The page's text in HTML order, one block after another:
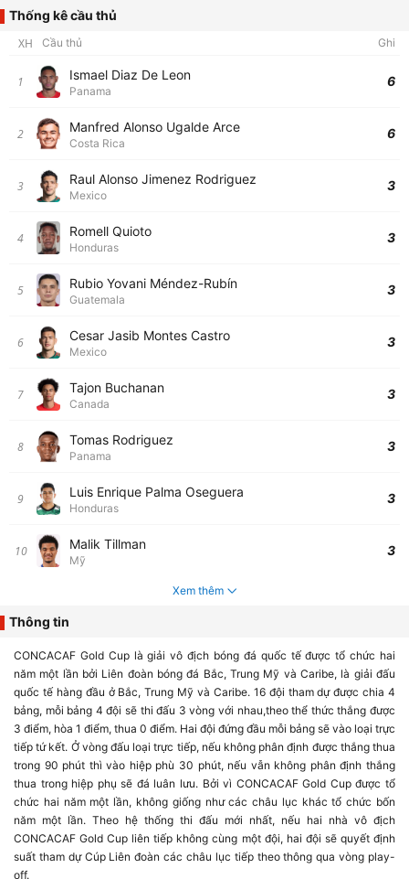
Thống kê cầu thủ
XH
Cầu thủ Ghi
1 Ismael Diaz De Leon
Panama
6
2 Manfred Alonso Ugalde Arce
Costa Rica
6
3 Raul Alonso Jimenez Rodriguez
Mexico
3
4 Romell Quioto
Honduras
3
5 Rubio Yovani Méndez-Rubín
Guatemala
3
6 Cesar Jasib Montes Castro
Mexico
3
7 Tajon Buchanan
Canada
3
8 Tomas Rodriguez
Panama
3
9 Luis Enrique Palma Oseguera
Honduras
3
10 Malik Tillman
Mỹ
3
Xem thêm
Thông tin
CONCACAF Gold Cup là giải vô địch bóng đá quốc tế được tổ chức hai
năm một lần bởi Liên đoàn bóng đá Bắc, Trung Mỹ và Caribe, là giải đấu
quốc tế hàng đầu ở Bắc, Trung Mỹ và Caribe. 16 đội tham dự được chia 4
bảng, mỗi bảng 4 đội sẽ thi đấu 3 vòng với nhau,theo thể thức thắng được
3 điểm, hòa 1 điểm, thua 0 điểm. Hai đội đứng đầu mỗi bảng sẽ vào loại trực
tiếp tứ kết. Ở vòng đấu loại trực tiếp, nếu không phân định được thắng thua
trong 90 phút thì vào hiệp phù 30 phút, nếu vẫn không phân định thắng
thua trong hiệp phụ sẽ đá luân lưu. Bởi vì CONCACAF Gold Cup được tổ
chức hai năm một lần, không giống như các châu lục khác tổ chức bốn
năm một lần. Theo hệ thống thi đấu mới nhất, nếu hai nhà vô địch
CONCACAF Gold Cup liên tiếp không cùng một đội, hai đội sẽ quyết định
suất tham dự Cúp Liên đoàn các châu lục tiếp theo thông qua vòng play-
off.